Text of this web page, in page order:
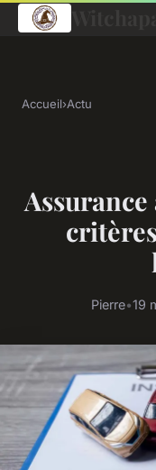
Accueil›Actu
Assurance
Pierre•19